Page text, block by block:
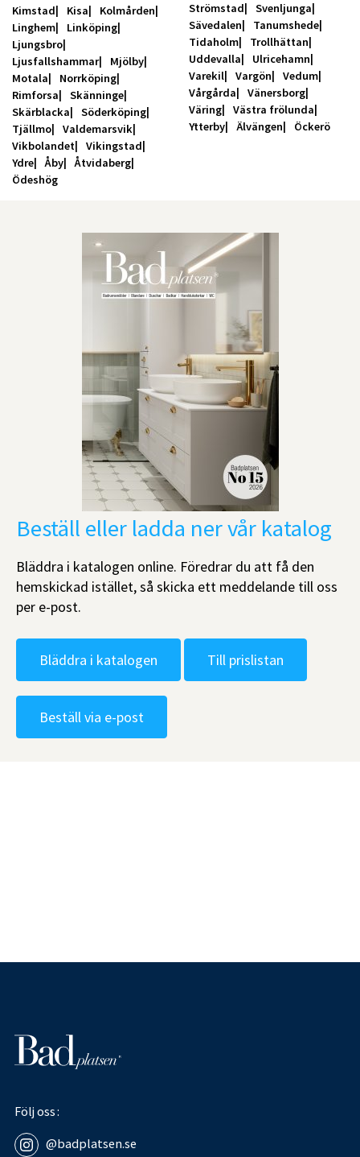
Kimstad Kisa
Kolmården
Linghem
Linköping
Ljungsbro
Ljusfallshammar
Mjölby
Motala
Norrköping
Rimforsa
Skänninge
Skärblacka
Söderköping
Tjällmo
Valdemarsvik
Vikbolandet
Vikingstad
Ydre
Åby
Åtvidaberg
Ödeshög
Strömstad
Svenljunga
Sävedalen
Tanumshede
Tidaholm
Trollhättan
Uddevalla
Ulricehamn
Varekil
Vargön
Vedum
Vårgårda
Vänersborg
Väring
Västra frölunda
Ytterby
Älvängen Öckerö
Beställ eller ladda ner vår katalog
Bläddra i katalogen online. Föredrar du att få den
hemskickad istället, så skicka ett meddelande till oss
per e-post.
Bläddra i katalogen Till prislistan
Beställ via e-post
Följ oss
@badplatsen.se